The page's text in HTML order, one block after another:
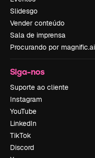
Slidesgo
Vender conteúdo
Sala de imprensa
Procurando por
Siga-nos
Suporte ao cliente
Instagram
YouTube
LinkedIn
TikTok
Discord